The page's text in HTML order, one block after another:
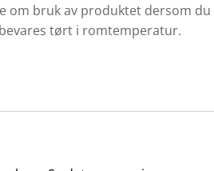
om bruk av produktet dersom
tørt i romtemperatur.